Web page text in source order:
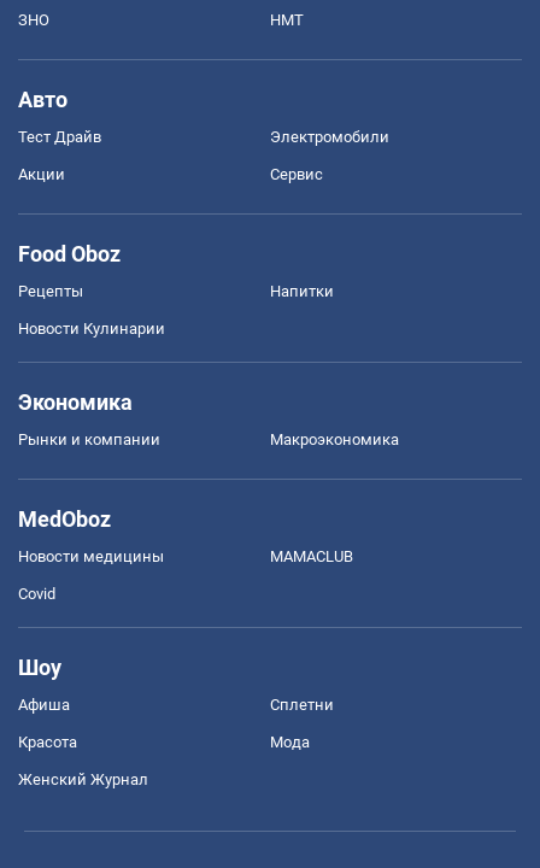
ЗНО НМТ
Авто
Тест Драйв Электромобили
Акции Сервис
Food Oboz
Рецепты Напитки
Новости Кулинарии
Экономика
Рынки и компании Mакроэкономика
MedOboz
Новости медицины MAMACLUB
Covid
Шоу
Афиша Сплетни
Красота Мода
Женский Журнал